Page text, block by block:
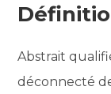
Abstrait
déconnecté